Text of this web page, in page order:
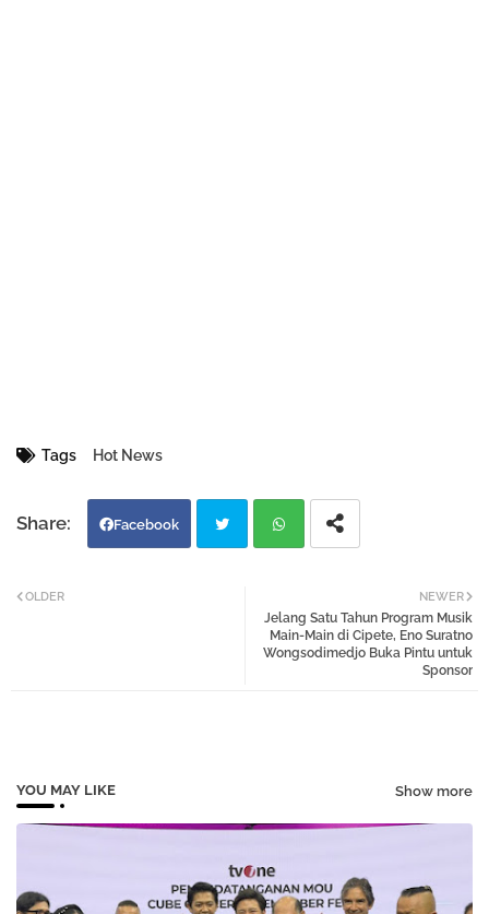
Tags Hot News
Facebook
atsa
NEWER
Jelang Satu Tahun Program Musik
Main-Main di Cipete, Eno Suratno
Wongsodimedjo Buka Pintu untuk
Sponsor
OLDER
YOU MAY LIKE Show more